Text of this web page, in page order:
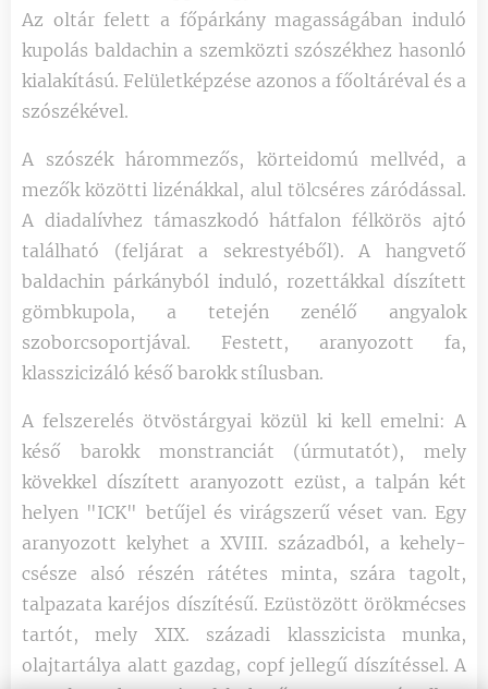
Az oltár felett a főpárkány magasságában induló
kupolás baldachin a szemközti szószékhez hasonló
kialakítású. Felületképzése azonos a főoltáréval és a
szószékével.
A szószék hárommezős, körteidomú mellvéd, a
mezők közötti lizénákkal, alul tölcséres záródással.
A diadalívhez támaszkodó hátfalon félkörös ajtó
található (feljárat a sekrestyéből). A hangvető
baldachin párkányból induló, rozettákkal díszített
gömbkupola, a tetején zenélő angyalok
szoborcsoportjával. Festett, aranyozott fa,
klasszicizáló késő barokk stílusban.
A felszerelés ötvöstárgyai közül ki kell emelni: A
késő barokk monstranciát (úrmutatót), mely
kövekkel díszített aranyozott ezüst, a talpán két
helyen "ICK" betűjel és virágszerű véset van. Egy
aranyozott kelyhet a XVIII. századból, a kehely-
csésze alsó részén rátétes minta, szára tagolt,
talpazata karéjos díszítésű. Ezüstözött örökmécses
tartót, mely XIX. századi klasszicista munka,
olajtartálya alatt gazdag, copf jellegű díszítéssel. A